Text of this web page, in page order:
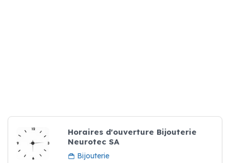
Horaires d'ouverture Bijouterie
Neurotec SA
Bijouterie